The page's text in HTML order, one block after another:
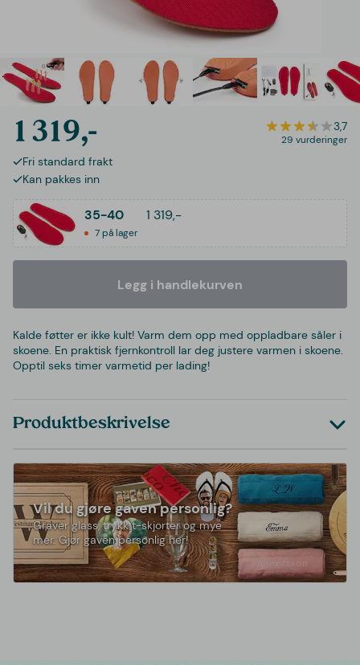
1 319,- 3,7
29 vurderinger
Fri standard frakt
Kan pakkes inn
35-40 1 319,-
7 på lager
Legg i handlekurven
Kalde føtter er ikke kult! Varm dem opp med oppladbare såler i
skoene. En praktisk fjernkontroll lar deg justere varmen i skoene.
Opptil seks timer varmetid per lading!
Produktbeskrivelse
Vil du gjøre gaven personlig?
Graver glass, trykk t-skjorter og mye
mer. Gjør gaven personlig her!